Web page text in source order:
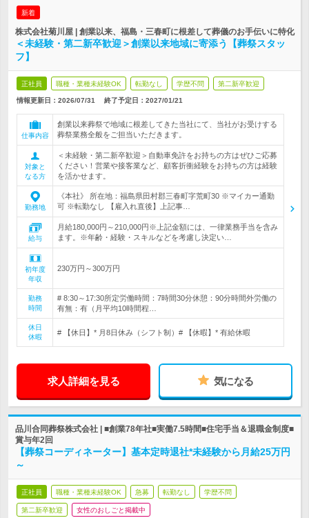
新着
株式会社菊川屋 | 創業以来、福島・三春町に根差して葬儀のお手伝いに特化
＜未経験・第二新卒歓迎＞創業以来地域に寄添う【葬祭スタッ
フ】
正社員 職種・業種未経験OK 転勤なし 学歴不問 第二新卒歓迎
情報更新日：2026/07/31 終了予定日： 2027/01/21
仕事内容
創業以来葬祭で地域に根差してきた当社にて、当社がお受けする
葬祭業務全般をご担当いただきます。
対象と
なる方
＜未経験・第二新卒歓迎＞自動車免許をお持ちの方はぜひご応募
ください！営業や接客業など、顧客折衝経験をお持ちの方は経験
を活かせます。
勤務地
《本社》 所在地：福島県田村郡三春町字荒町30 ※マイカー通勤
可 ※転勤なし 【雇入れ直後】上記事…
給与
月給180,000円～210,000円※上記金額には、一律業務手当を含み
ます。※年齢・経験・スキルなどを考慮し決定い…
初年度
年収
230万円～300万円
勤務
時間
# 8:30～17:30所定労働時間：7時間30分休憩：90分時間外労働の
有無：有（月平均10時間程…
休日
休暇
# 【休日】* 月8日休み（シフト制）# 【休暇】* 有給休暇
求人詳細を見る 気になる
品川合同葬祭株式会社 | ■創業78年社■実働7.5時間■住宅手当＆退職金制度■
賞与年2回
【葬祭コーディネーター】基本定時退社*未経験から月給25万円
～
正社員 職種・業種未経験OK 急募 転勤なし 学歴不問
第二新卒歓迎 女性のおしごと掲載中